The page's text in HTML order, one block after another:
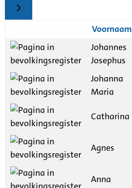
Voornaam
Johannes
Josephus
Johanna
Maria
Catharina
Agnes
Anna